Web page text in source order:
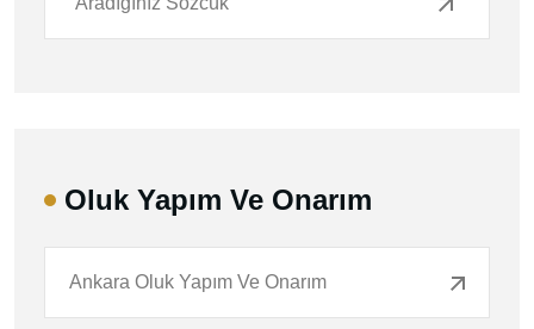
Oluk Yapım Ve Onarım
Ankara Oluk Yapım Ve Onarım